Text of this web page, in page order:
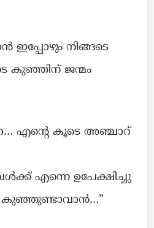
ഇപ്പോഴും നിങ്ങടെ
കുഞ്ഞിന് ജന്മം
എന്റെ കൂടെ അഞ്ചാറ്
എന്നെ ഉപേക്ഷിച്ചു
കുഞ്ഞുണ്ടാവാൻ…”